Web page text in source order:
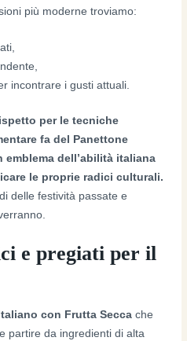
più moderne troviamo:
incontrare i gusti attuali.
per le tecniche
fa del Panettone
dell’abilità italiana
le proprie radici culturali.
delle festività passate e
e pregiati per il
con Frutta Secca che
partire da ingredienti di alta